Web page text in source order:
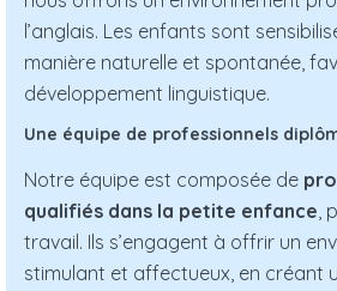
l’anglais. Les enfants sont
manière naturelle et spontanée,
développement linguistique.
Une équipe de professionnels
Notre équipe est composée de
qualifiés dans la petite enfance,
travail. Ils s’engagent à offrir un
stimulant et affectueux, en créant